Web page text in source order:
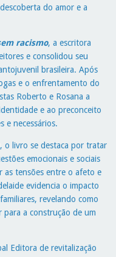
do amor e a
racismo, a escritora
e consolidou seu
brasileira. Após
e o enfrentamento do
Roberto e Rosana a
e ao preconceito
e necessários.
o livro se destaca por tratar
emocionais e sociais
as tensões entre o afeto e
evidencia o impacto
revelando como
para a construção de um
Editora de revitalização